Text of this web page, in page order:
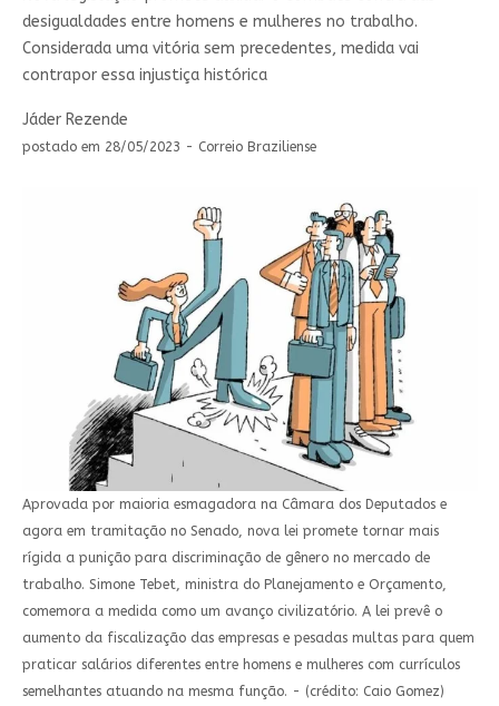
desigualdades entre homens e mulheres no trabalho.
Considerada uma vitória sem precedentes, medida vai
contrapor essa injustiça histórica
Jáder Rezende
postado em 28/05/2023 - Correio Braziliense
Aprovada por maioria esmagadora na Câmara dos Deputados e
agora em tramitação no Senado, nova lei promete tornar mais
rígida a punição para discriminação de gênero no mercado de
trabalho. Simone Tebet, ministra do Planejamento e Orçamento,
comemora a medida como um avanço civilizatório. A lei prevê o
aumento da fiscalização das empresas e pesadas multas para quem
praticar salários diferentes entre homens e mulheres com currículos
semelhantes atuando na mesma função. - (crédito: Caio Gomez)